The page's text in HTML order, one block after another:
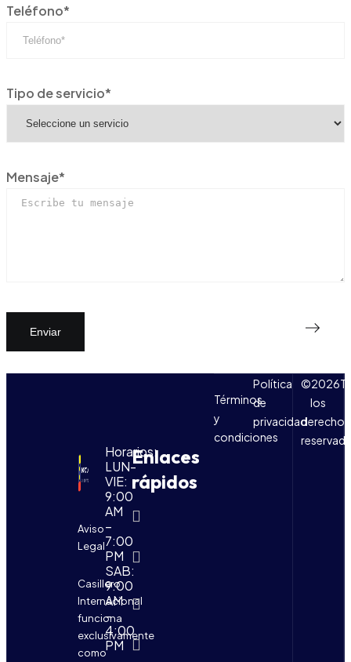
Teléfono*
Tipo de servicio*
Mensaje*
Aviso
Legal
Casillero
Internacional
funciona
exclusivamente
como
Horarios:
LUN-
VIE:
9:00
AM
–
7:00
PM
SAB:
9:00
AM
–
4:00
PM
Enlaces
rápidos
Bienes
Términos
y
condiciones
©2026
los
derechos
Política
de
privacidad